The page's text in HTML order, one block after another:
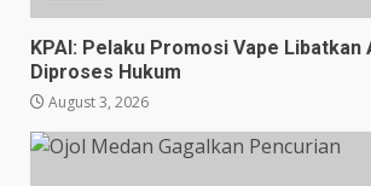
KPAI: Pelaku Promosi Vape Libatkan
Diproses Hukum
August 3, 2026